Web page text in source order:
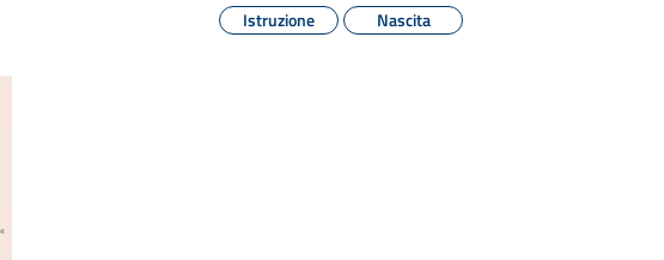
Istruzione
Nascita